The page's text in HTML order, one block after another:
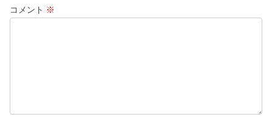
コメント ※